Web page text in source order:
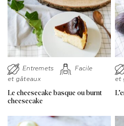
Entremets
et gâteaux
Facile
Le cheesecake basque ou burnt
cheesecake
et